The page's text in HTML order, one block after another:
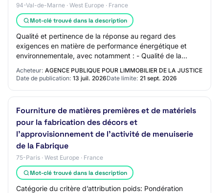
94-Val-de-Marne · West Europe · France
Mot-clé trouvé dans la description
Qualité et pertinence de la réponse au regard des
exigences en matière de performance énergétique et
environnementale, avec notamment : - Qualité de la
Acheteur: AGENCE PUBLIQUE POUR LIMMOBILIER DE LA JUSTICE
Date de publication: 13 juil. 2026Date limite: 21 sept. 2026
Fourniture de matières premières et de matériels
pour la fabrication des décors et
l’approvisionnement de l’activité de menuiserie
de la Fabrique
75-Paris · West Europe · France
Mot-clé trouvé dans la description
Catégorie du critère d’attribution poids: Pondération